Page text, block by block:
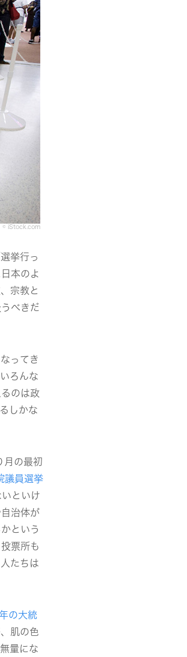
© iStock.com
挙行っ
本のよ
宗教と
べきだ
ってき
ろんな
のは政
しかな
月の最初
議員選挙
といけ
治体が
という
票所も
たちは
の大統
肌の色
量にな